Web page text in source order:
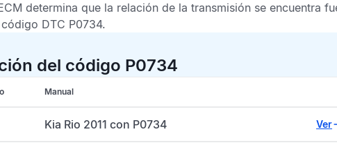
determina que la relación de la transmisión se encuentra
código DTC P0734.
del código P0734
Manual
Kia Rio 2011 con P0734 Ver